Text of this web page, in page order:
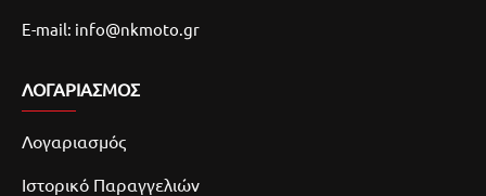
E-mail: info@nkmoto.gr
ΛΟΓΑΡΙΑΣΜΌΣ
Λογαριασμός
Ιστορικό Παραγγελιών